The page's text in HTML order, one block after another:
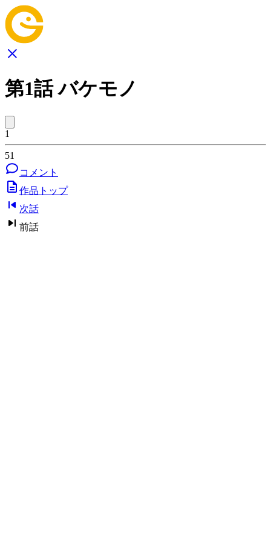
第1話 バケモノ
1
51
コメント
作品トップ
次話
前話